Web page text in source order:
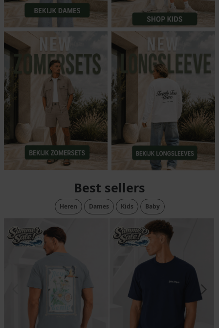
Best sellers
Heren Dames Kids Baby